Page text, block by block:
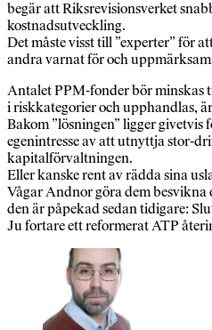
begär att Riksrevisionsverket
kostnadsutveckling.
Det måste visst till ”experter” för
andra varnat för och
Antalet PPM-fonder bör minskas
i riskkategorier och upphandlas,
Bakom ”lösningen” ligger givetvis
egenintresse av att utnyttja stor-
kapitalförvaltningen.
Eller kanske rent av rädda sina
Vågar Andnor göra dem besvikna
den är påpekad sedan tidigare:
Ju fortare ett reformerat ATP